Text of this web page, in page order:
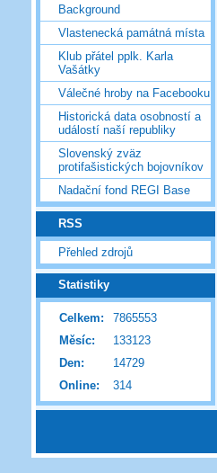
Background
Vlastenecká památná místa
Klub přátel pplk. Karla
Vašátky
Válečné hroby na Facebooku
Historická data osobností a
událostí naší republiky
Slovenský zväz
protifašistických bojovníkov
Nadační fond REGI Base
RSS
Přehled zdrojů
Statistiky
Online: 314
Celkem:
7865553
Měsíc:
133123
Den:
14729